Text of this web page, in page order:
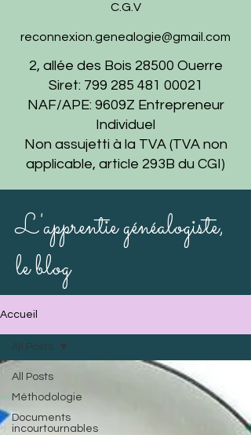
C.G.V
reconnexion.genealogie@gmail.com
2, allée des Bois 28500 Ouerre
Siret: 799 285 481 00021
NAF/APE: 9609Z Entrepreneur
Individuel
Non assujetti à la TVA (TVA non
applicable, article 293B du CGI)
L'apprentie généalogiste,
le blog
Accueil
All Posts
Méthodologie
Documents
incourtournables
All Posts